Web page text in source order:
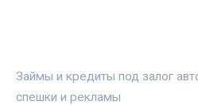
Займы и кредиты под залог
спешки и рекламы